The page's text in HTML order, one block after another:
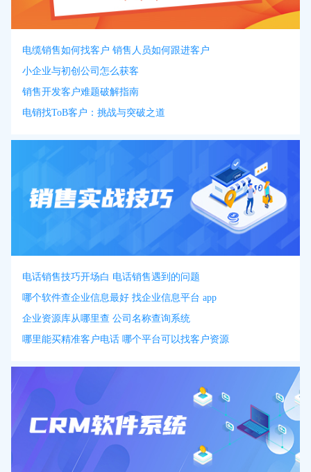
电缆销售如何找客户 销售人员如何跟进客户
小企业与初创公司怎么获客
销售开发客户难题破解指南
电销找ToB客户：挑战与突破之道
电话销售技巧开场白 电话销售遇到的问题
哪个软件查企业信息最好 找企业信息平台 app
企业资源库从哪里查 公司名称查询系统
哪里能买精准客户电话 哪个平台可以找客户资源